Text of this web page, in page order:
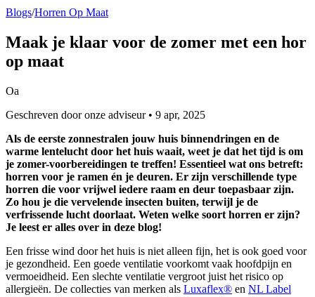
Blogs/Horren Op Maat
Maak je klaar voor de zomer met een hor
op maat
Oa
Geschreven door onze adviseur • 9 apr, 2025
Als de eerste zonnestralen jouw huis binnendringen en de
warme lentelucht door het huis waait, weet je dat het tijd is om
je zomer-voorbereidingen te treffen! Essentieel wat ons betreft:
horren voor je ramen én je deuren. Er zijn verschillende type
horren die voor vrijwel iedere raam en deur toepasbaar zijn.
Zo hou je die vervelende insecten buiten, terwijl je de
verfrissende lucht doorlaat. Weten welke soort horren er zijn?
Je leest er alles over in deze blog!
Een frisse wind door het huis is niet alleen fijn, het is ook goed voor
je gezondheid. Een goede ventilatie voorkomt vaak hoofdpijn en
vermoeidheid. Een slechte ventilatie vergroot juist het risico op
allergieën. De collecties van merken als Luxaflex® en NL Label